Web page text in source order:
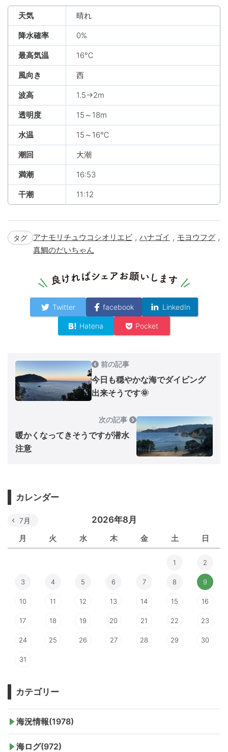
天気 晴れ
降水確率 0%
最高気温 16℃
風向き 西
波高 1.5→2m
透明度 15～18m
水温 15～16℃
潮回 大潮
満潮 16:53
干潮 11:12
タグ アナモリチュウコシオリエビ , ハナゴイ , モヨウフグ ,
真鯛のだいちゃん
Twitter facebook LinkedIn
Hatena Pocket
前の記事
今日も穏やかな海でダイビング
出来そうです🌞
次の記事
暖かくなってきそうですが潜水
注意
カレンダー
2026年8月
月 火 水 木 金 土 日
7月
1 2
3 4 5 6 7 8 9
10 11 12 13 14 15 16
17 18 19 20 21 22 23
24 25 26 27 28 29 30
31
カテゴリー
海況情報(1978)
海ログ(972)